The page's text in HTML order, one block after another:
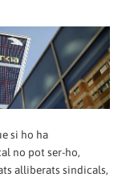
si ho ha
no pot ser-ho,
alliberats sindicals,